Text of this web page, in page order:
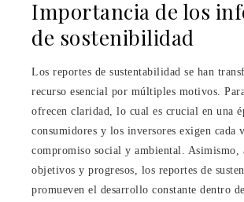
Importancia de los
de sostenibilidad
Los reportes de sustentabilidad se han
recurso esencial por múltiples motivos.
ofrecen claridad, lo cual es crucial en una
consumidores y los inversores exigen cada
compromiso social y ambiental. Asimismo,
objetivos y progresos, los reportes de
promueven el desarrollo constante dentro